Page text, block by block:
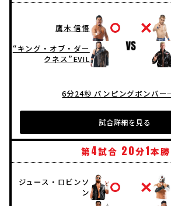
鷹木 信悟
“キング・オブ・ダー
クネス”EVIL
6分24秒 パンピングボンバ
試合詳細を見る
第4試合 20分1本
ジュース・ロビンソ
ン